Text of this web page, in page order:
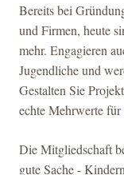
Bereits bei
und Firmen, heute
mehr. Engagieren
Jugendliche und
Gestalten Sie
echte Mehrwerte
Die Mitgliedschaft
gute Sache -